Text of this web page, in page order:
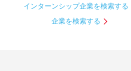
インターンシップ企業を検索する
企業を検索する